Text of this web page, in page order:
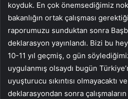
koyduk. En çok önemsediğimiz
bakanlığın ortak çalışması
raporumuzu sunduktan sonra
deklarasyon yayınlandı. Bizi bu
10-11 yıl geçmiş, o gün
uygulanmış olsaydı bugün
uyuşturucu sıkıntısı olmayacaktı
deklarasyondan sonra